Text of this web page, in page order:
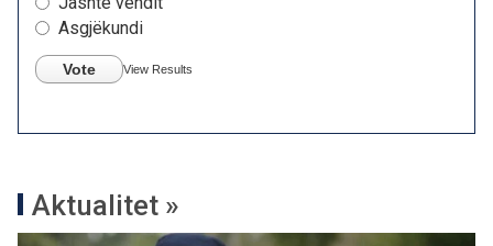
Asgjëkundi
Vote View Results
Aktualitet »